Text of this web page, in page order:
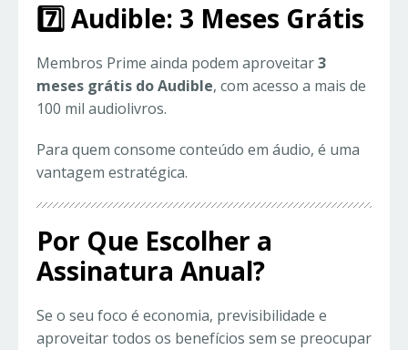
7️⃣ Audible: 3 Meses Grátis
Membros Prime ainda podem aproveitar3
meses grátis do Audible, com acesso a mais de
100 mil audiolivros.
Para quem consome conteúdo em áudio, é uma
vantagem estratégica.
Por Que Escolher a
Assinatura Anual?
Se o seu foco é economia, previsibilidade e
aproveitar todos os benefícios sem se preocupar